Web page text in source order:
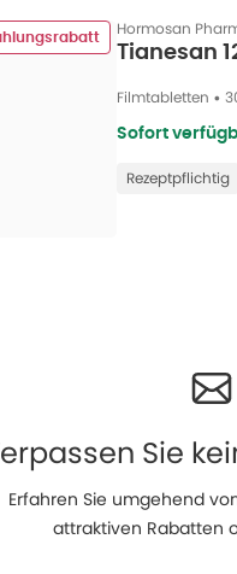
Hormosan
Tianesan
Filmtabletten •
Sofort
Rezeptpflichtig
Sie
Erfahren Sie umgehend
attraktiven Rabatten